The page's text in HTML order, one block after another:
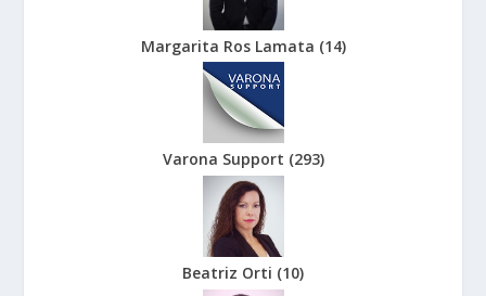
Margarita Ros Lamata (14)
Varona Support (293)
Beatriz Orti (10)